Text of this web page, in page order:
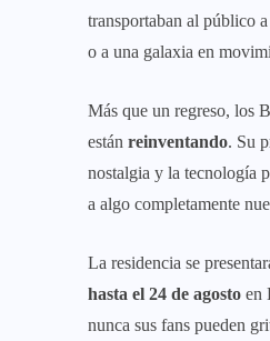
transportaban al público
o a una galaxia en
Más que un regreso, los
están reinventando. Su
nostalgia y la tecnología
a algo completamente
La residencia se
hasta el 24 de agosto en
nunca sus fans pueden